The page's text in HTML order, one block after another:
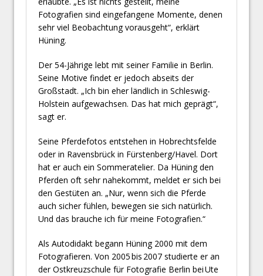
Fotografien sind eingefangene Momente, denen
sehr viel Beobachtung vorausgeht“, erklärt
Hüning.
Der 54-Jährige lebt mit seiner Familie in Berlin.
Seine Motive findet er jedoch abseits der
Großstadt. „Ich bin eher ländlich in Schleswig-
Holstein aufgewachsen. Das hat mich geprägt“,
sagt er.
Seine Pferdefotos entstehen in Hobrechtsfelde
oder in Ravensbrück in Fürstenberg/Havel. Dort
hat er auch ein Sommeratelier. Da Hüning den
Pferden oft sehr nahekommt, meldet er sich bei
den Gestüten an. „Nur, wenn sich die Pferde
auch sicher fühlen, bewegen sie sich natürlich.
Und das brauche ich für meine Fotografien.“
Als Autodidakt begann Hüning 2000 mit dem
Fotografieren. Von 2005 bis 2007 studierte er an
der Ostkreuzschule für Fotografie Berlin bei Ute